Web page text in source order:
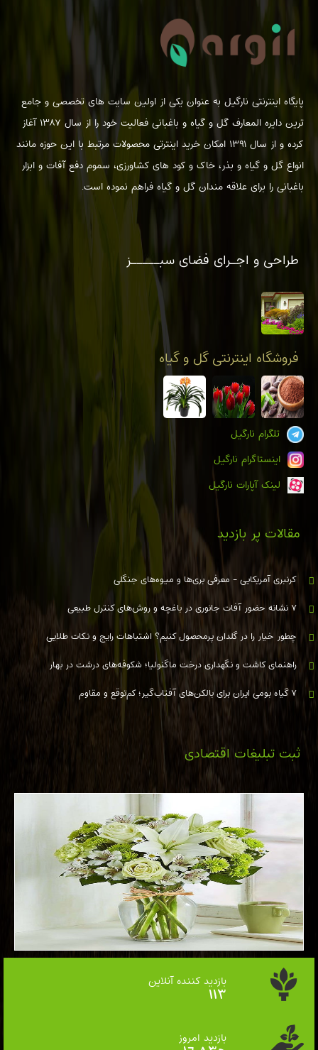
پایگاه اینترنتی نارگیل به عنوان یکی از اولین سایت های تخصصی و جامع
ترین دایره المعارف گل و گیاه و باغبانی فعالیت خود را از سال ۱۳۸۷ آغاز
کرده و از سال ۱۳۹۱ امکان خرید اینترتی محصولات مرتبط با این حوزه مانند
انواع گل و گیاه و بذر، خاک و کود های کشاورزی، سموم دفع آفات و ابزار
باغبانی را برای علاقه مندان گل و گیاه فراهم نموده است.
طراحی و اجـرای فضای سبـــــز
فروشگاه اینترنتی گل و گیاه
تلگرام نارگیل
اینستاگرام نارگیل
لینک آپارات نارگیل
مقالات پر بازدید
کرنبری آمریکایی - معرفی بری‌ها و میوه‌های جنگلی
۷ نشانه حضور آفات جانوری در باغچه و روش‌های کنترل طبیعی
چطور خیار را در گلدان پرمحصول کنیم؟ اشتباهات رایج و نکات طلایی
راهنمای کاشت و نگهداری درخت ماگنولیا؛ شکوفه‌های درشت در بهار
۷ گیاه بومی ایران برای بالکن‌های آفتاب‌گیر؛ کم‌توقع و مقاوم
ثبت تبلیغات اقتصادی
بازدید کننده آنلاین
125
بازدید امروز